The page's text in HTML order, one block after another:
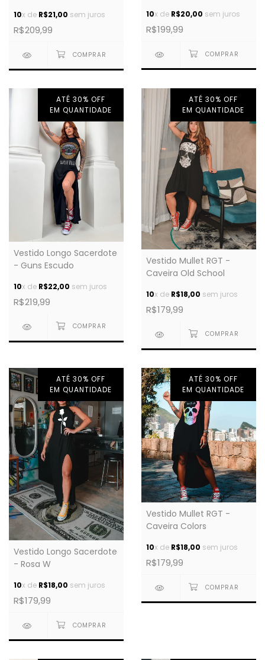
10x de R$21,00 sem juros
R$209,99
10x de R$20,00 sem juros
R$199,99
ATÉ 30% OFF
EM QUANTIDADE
Vestido Longo Sacerdote
- Guns Escudo
10x de R$22,00 sem juros
R$219,99
ATÉ 30% OFF
EM QUANTIDADE
Vestido Mullet RGT -
Caveira Old School
10x de R$18,00 sem juros
R$179,99
ATÉ 30% OFF
EM QUANTIDADE
Vestido Longo Sacerdote
- Rosa W
10x de R$18,00 sem juros
R$179,99
ATÉ 30% OFF
EM QUANTIDADE
Vestido Mullet RGT -
Caveira Colors
10x de R$18,00 sem juros
R$179,99